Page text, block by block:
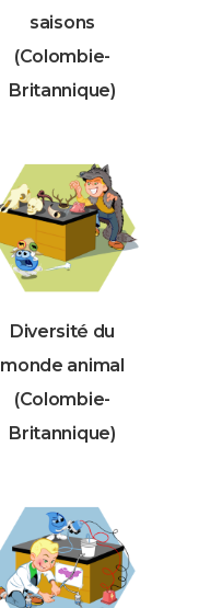
saisons
(Colombie-
Britannique)
Diversité du
monde animal
(Colombie-
Britannique)